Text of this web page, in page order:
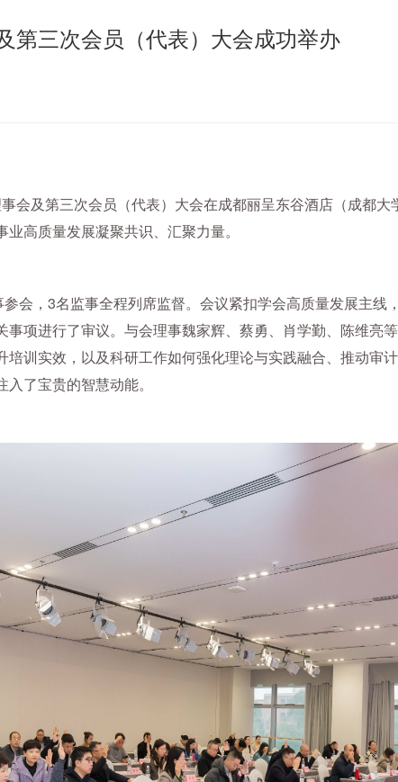
第三次会员（代表）大会成功举办
会及第三次会员（代表）大会在成都丽呈东谷酒店（成都
高质量发展凝聚共识、汇聚力量。
会，3名监事全程列席监督。会议紧扣学会高质量发展主
项进行了审议。与会理事魏家辉、蔡勇、肖学勤、陈维亮
训实效，以及科研工作如何强化理论与实践融合、推动审
了宝贵的智慧动能。